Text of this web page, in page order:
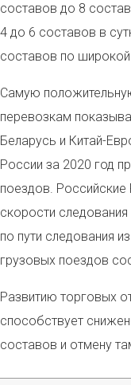
составов до 8
4 до 6 составов в
составов по
Самую
перевозкам
Беларусь и Китай-
России за 2020 год
поездов.
скорости
по пути следования
грузовых поездов
Развитию торговых
способствует
составов и отмену